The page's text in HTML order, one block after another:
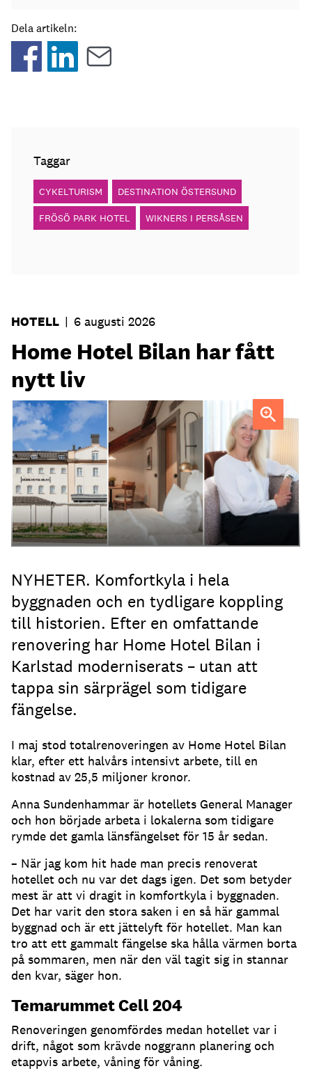
Dela artikeln:
Taggar
CYKELTURISM DESTINATION ÖSTERSUND
FRÖSÖ PARK HOTEL WIKNERS I PERSÅSEN
HOTELL | 6 augusti 2026
Home Hotel Bilan har fått
nytt liv
Anna Sundenhammar, General Manager på Home Hotel
Bilan.
NYHETER. Komfortkyla i hela
byggnaden och en tydligare koppling
till historien. Efter en omfattande
renovering har Home Hotel Bilan i
Karlstad moderniserats – utan att
tappa sin särprägel som tidigare
fängelse.
I maj stod totalrenoveringen av Home Hotel Bilan
klar, efter ett halvårs intensivt arbete, till en
kostnad av 25,5 miljoner kronor.
Anna Sundenhammar är hotellets General Manager
och hon började arbeta i lokalerna som tidigare
rymde det gamla länsfängelset för 15 år sedan.
– När jag kom hit hade man precis renoverat
hotellet och nu var det dags igen. Det som betyder
mest är att vi dragit in komfortkyla i byggnaden.
Det har varit den stora saken i en så här gammal
byggnad och är ett jättelyft för hotellet. Man kan
tro att ett gammalt fängelse ska hålla värmen borta
på sommaren, men när den väl tagit sig in stannar
den kvar, säger hon.
Temarummet Cell 204
Renoveringen genomfördes medan hotellet var i
drift, något som krävde noggrann planering och
etappvis arbete, våning för våning.